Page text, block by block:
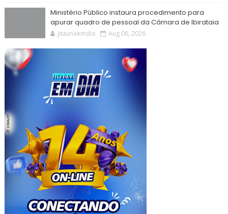
Ministério Público instaura procedimento para
apurar quadro de pessoal da Câmara de Ibirataia
jitaunaemdia Aug 06, 2026